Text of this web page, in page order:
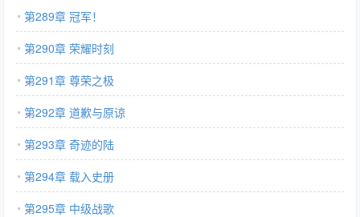
第289章 冠军！
第290章 荣耀时刻
第291章 尊荣之极
第292章 道歉与原谅
第293章 奇迹的陆
第294章 载入史册
第295章 中级战歌